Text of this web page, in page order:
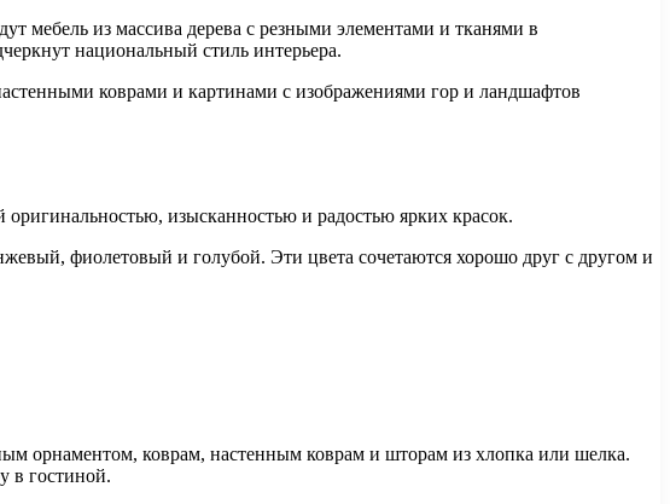
мебель из массива дерева с резными элементами и тканями в
национальный стиль интерьера.
коврами и картинами с изображениями гор и ландшафтов
оригинальностью, изысканностью и радостью ярких красок.
фиолетовый и голубой. Эти цвета сочетаются хорошо друг с другом и
орнаментом, коврам, настенным коврам и шторам из хлопка или шелка.
в гостиной.